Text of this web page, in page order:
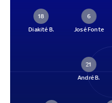
18
Diakité B.
6
José Fonte
21
André B.